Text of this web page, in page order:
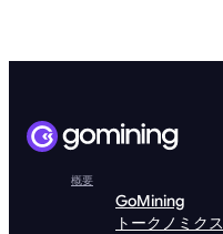
概要
GoMining
トークノミクス